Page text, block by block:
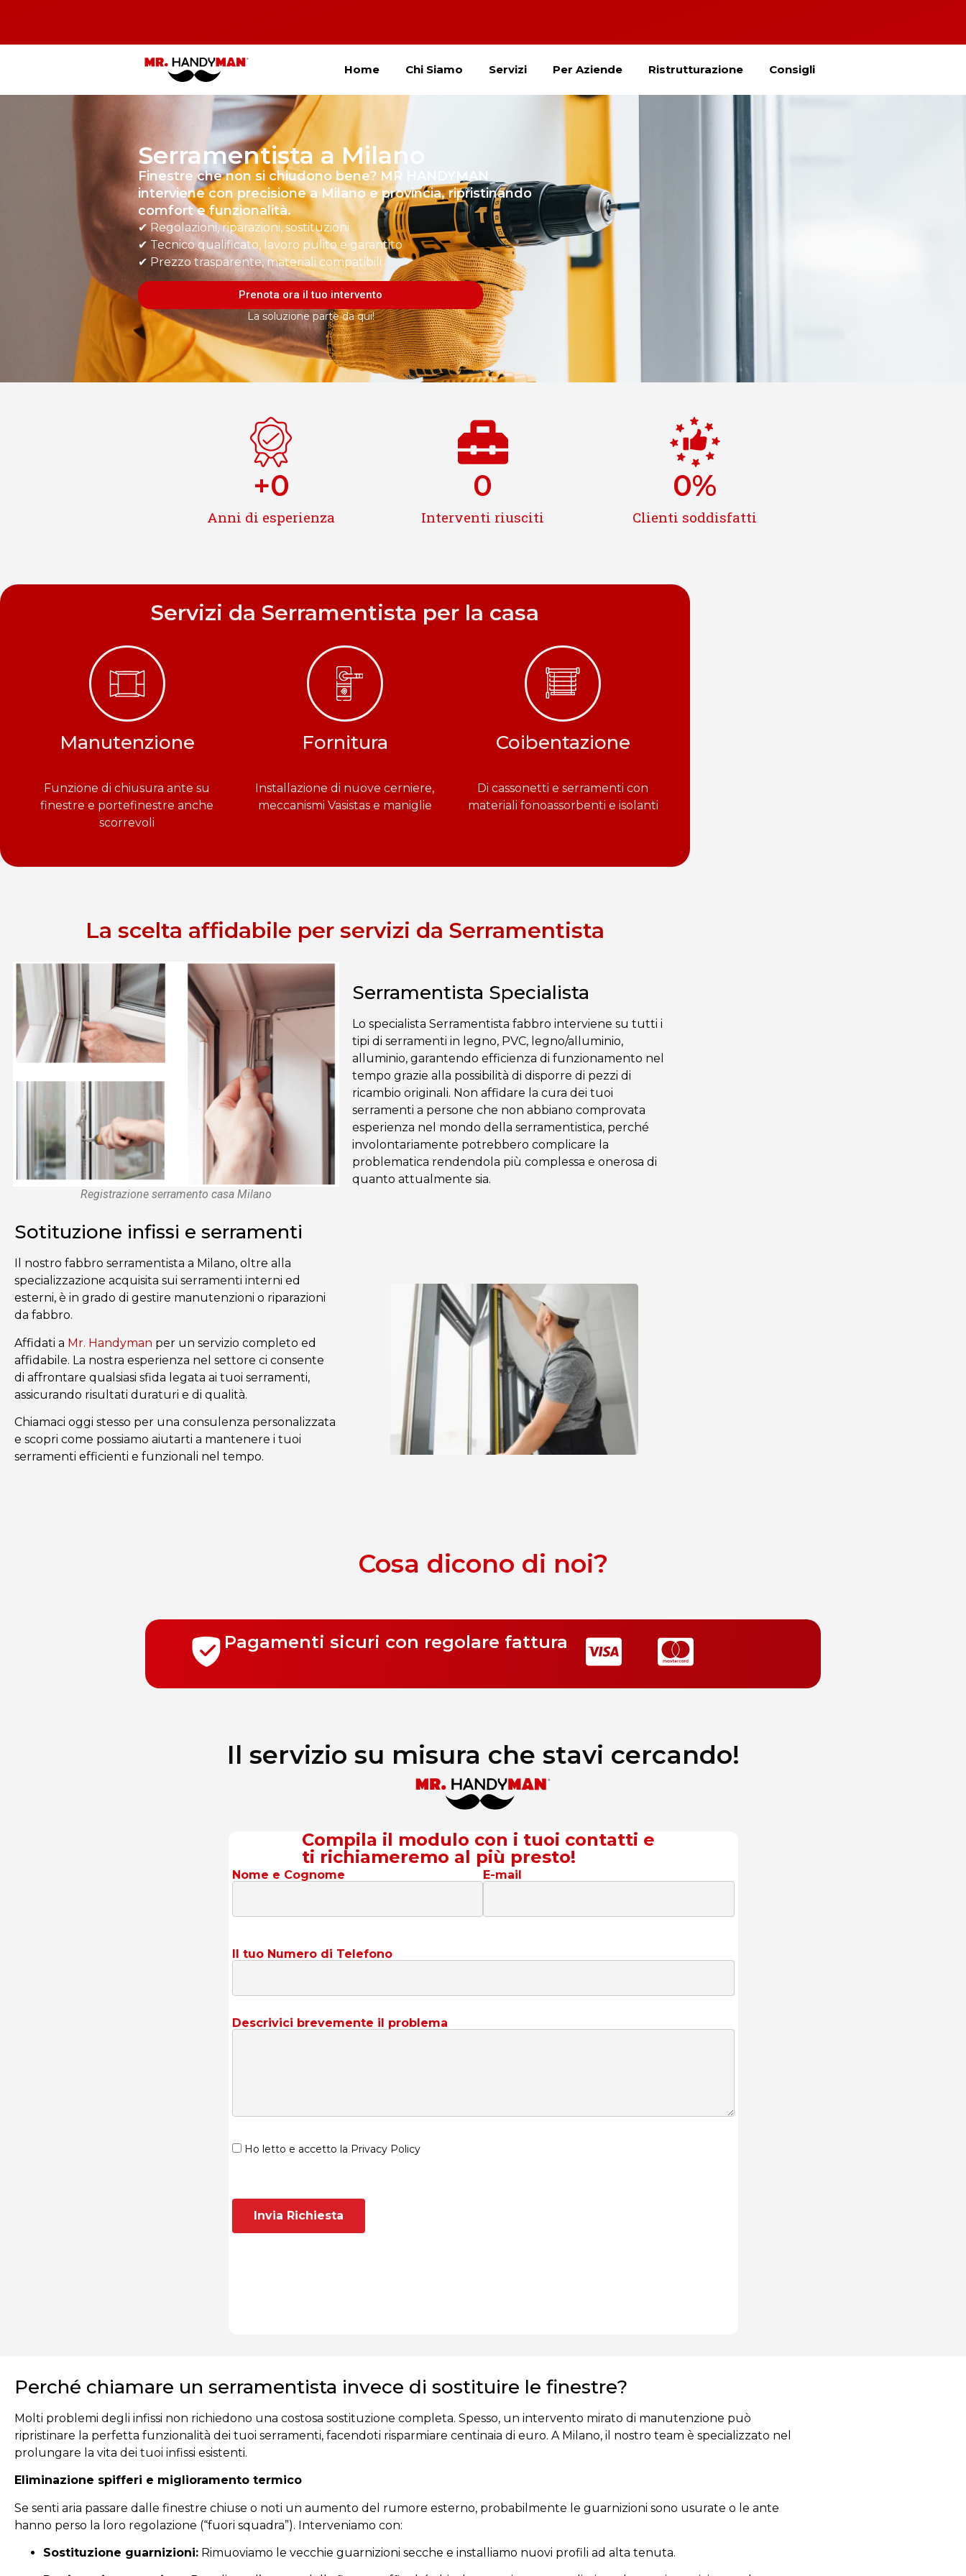
Home Chi Siamo Servizi Per Aziende Ristrutturazione Consigli
Serramentista a Milano
Finestre che non si chiudono bene? MR HANDYMAN
interviene con precisione a Milano e provincia, ripristinando
comfort e funzionalità.
✔ Regolazioni, riparazioni, sostituzioni
✔ Tecnico qualificato, lavoro pulito e garantito
✔ Prezzo trasparente, materiali compatibili
Prenota ora il tuo intervento
La soluzione parte da qui!
Anni di esperienza
+0
Interventi riusciti
0
Clienti soddisfatti
0%
Servizi da Serramentista per la casa
Manutenzione
Funzione di chiusura ante su
finestre e portefinestre anche
scorrevoli
Fornitura
Installazione di nuove cerniere,
meccanismi Vasistas e maniglie
Coibentazione
Di cassonetti e serramenti con
materiali fonoassorbenti e isolanti
La scelta affidabile per servizi da Serramentista
Registrazione serramento casa Milano
Serramentista Specialista
Lo specialista Serramentista fabbro interviene su tutti i
tipi di serramenti in legno, PVC, legno/alluminio,
alluminio, garantendo efficienza di funzionamento nel
tempo grazie alla possibilità di disporre di pezzi di
ricambio originali. Non affidare la cura dei tuoi
serramenti a persone che non abbiano comprovata
esperienza nel mondo della serramentistica, perché
involontariamente potrebbero complicare la
problematica rendendola più complessa e onerosa di
quanto attualmente sia.
Sotituzione infissi e serramenti
Il nostro fabbro serramentista a Milano, oltre alla
specializzazione acquisita sui serramenti interni ed
esterni, è in grado di gestire manutenzioni o riparazioni
da fabbro.
Affidati a Mr. Handyman per un servizio completo ed
affidabile. La nostra esperienza nel settore ci consente
di affrontare qualsiasi sfida legata ai tuoi serramenti,
assicurando risultati duraturi e di qualità.
Chiamaci oggi stesso per una consulenza personalizzata
e scopri come possiamo aiutarti a mantenere i tuoi
serramenti efficienti e funzionali nel tempo.
Cosa dicono di noi?
Pagamenti sicuri con regolare fattura
Il servizio su misura che stavi cercando!
Compila il modulo con i tuoi contatti e
ti richiameremo al più presto!
Nome e Cognome E-mail
Il tuo Numero di Telefono
Descrivici brevemente il problema
Ho letto e accetto la Privacy Policy
Perché chiamare un serramentista invece di sostituire le finestre?
Molti problemi degli infissi non richiedono una costosa sostituzione completa. Spesso, un intervento mirato di manutenzione può
ripristinare la perfetta funzionalità dei tuoi serramenti, facendoti risparmiare centinaia di euro. A Milano, il nostro team è specializzato nel
prolungare la vita dei tuoi infissi esistenti.
Eliminazione spifferi e miglioramento termico
Se senti aria passare dalle finestre chiuse o noti un aumento del rumore esterno, probabilmente le guarnizioni sono usurate o le ante
hanno perso la loro regolazione (“fuori squadra”). Interveniamo con:
Sostituzione guarnizioni: Rimuoviamo le vecchie guarnizioni secche e installiamo nuovi profili ad alta tenuta.